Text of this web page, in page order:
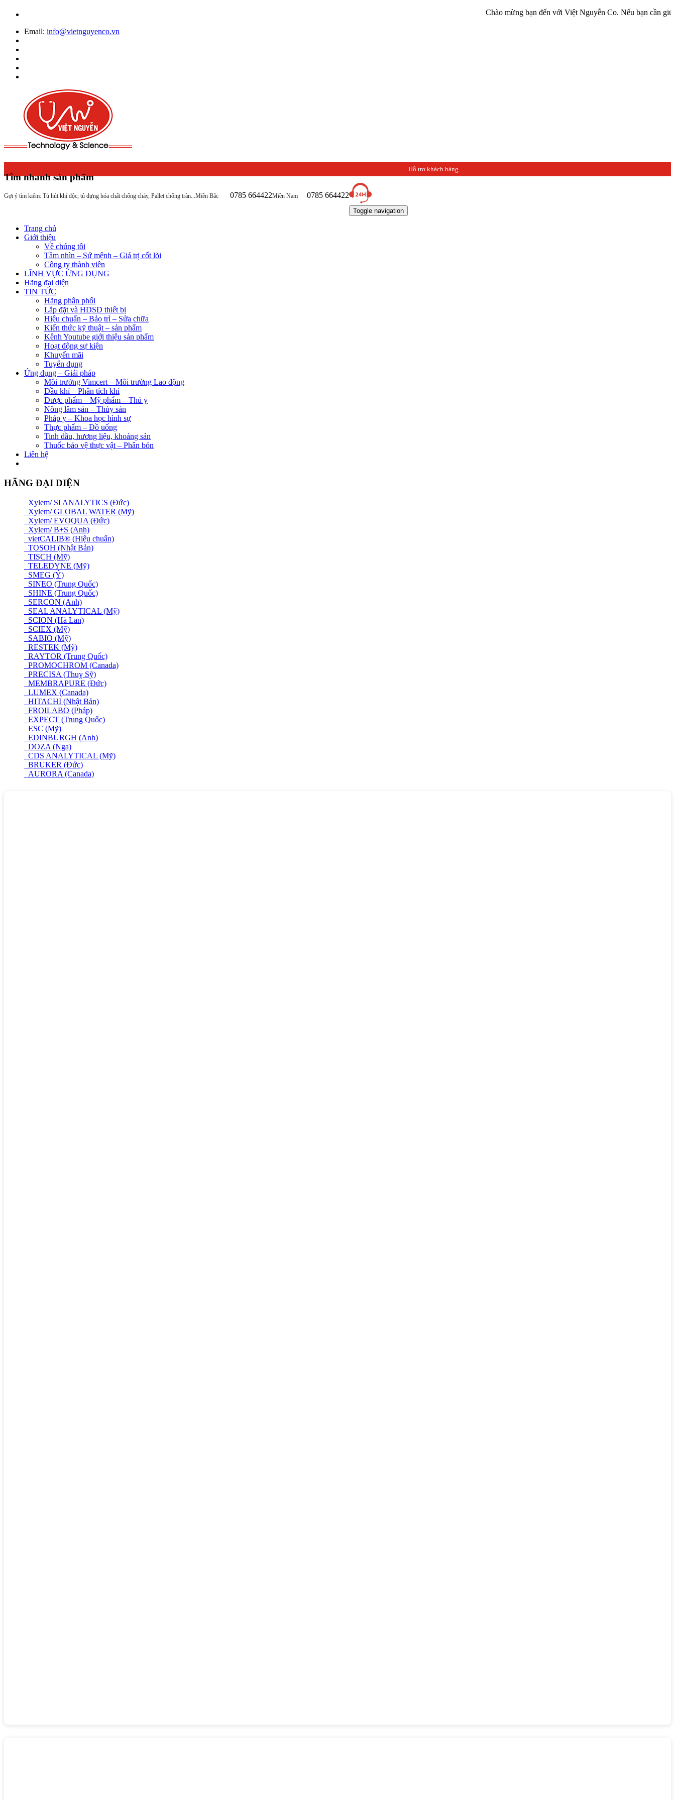
Chào mừng bạn đến với Việt Nguyễn Co. Nếu bạn cần giúp đỡ
Email: info@vietnguyenco.vn
Tìm nhanh sản phẩm
Gợi ý tìm kiếm: Tủ hút khí độc, tủ đựng hóa chất chống cháy, Pallet chống tràn...
Hỗ trợ khách hàng
Miền Bắc 0785 664422Miền Nam 0785 664422
Toggle navigation
Trang chủ
Giới thiệu
Về chúng tôi
Tầm nhìn – Sứ mệnh – Giá trị cốt lõi
Công ty thành viên
LĨNH VỰC ỨNG DỤNG
Hãng đại diện
TIN TỨC
Hãng phân phối
Lắp đặt và HDSD thiết bị
Hiệu chuẩn – Bảo trì – Sửa chữa
Kiến thức kỹ thuật – sản phẩm
Kênh Youtube giới thiệu sản phẩm
Hoạt động sự kiện
Khuyến mãi
Tuyển dụng
Ứng dụng – Giải pháp
Môi trường Vimcert – Môi trường Lao động
Dầu khí – Phân tích khí
Dược phẩm – Mỹ phẩm – Thú y
Nông lâm sản – Thủy sản
Pháp y – Khoa học hình sự
Thực phẩm – Đồ uống
Tinh dầu, hương liệu, khoáng sản
Thuốc bảo vệ thực vật – Phân bón
Liên hệ
HÃNG ĐẠI DIỆN
Xylem/ SI ANALYTICS (Đức)
Xylem/ GLOBAL WATER (Mỹ)
Xylem/ EVOQUA (Đức)
Xylem/ B+S (Anh)
vietCALIB® (Hiệu chuẩn)
TOSOH (Nhật Bản)
TISCH (Mỹ)
TELEDYNE (Mỹ)
SMEG (Ý)
SINEO (Trung Quốc)
SHINE (Trung Quốc)
SERCON (Anh)
SEAL ANALYTICAL (Mỹ)
SCION (Hà Lan)
SCIEX (Mỹ)
SABIO (Mỹ)
RESTEK (Mỹ)
RAYTOR (Trung Quốc)
PROMOCHROM (Canada)
PRECISA (Thuỵ Sỹ)
MEMBRAPURE (Đức)
LUMEX (Canada)
HITACHI (Nhật Bản)
FROILABO (Pháp)
EXPECT (Trung Quốc)
ESC (Mỹ)
EDINBURGH (Anh)
DOZA (Nga)
CDS ANALYTICAL (Mỹ)
BRUKER (Đức)
AURORA (Canada)